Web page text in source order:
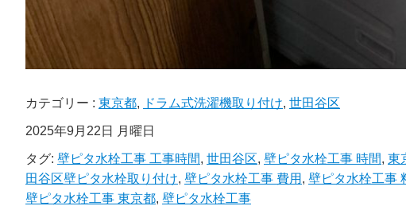
カテゴリー : 東京都, ドラム式洗濯機取り付け, 世田谷区
2025年9月22日 月曜日
タグ: 壁ピタ水栓工事 工事時間, 世田谷区, 壁ピタ水栓工事 時間, 東
田谷区壁ピタ水栓取り付け, 壁ピタ水栓工事 費用 , 壁ピタ水栓工事
壁ピタ水栓工事 東京都, 壁ピタ水栓工事